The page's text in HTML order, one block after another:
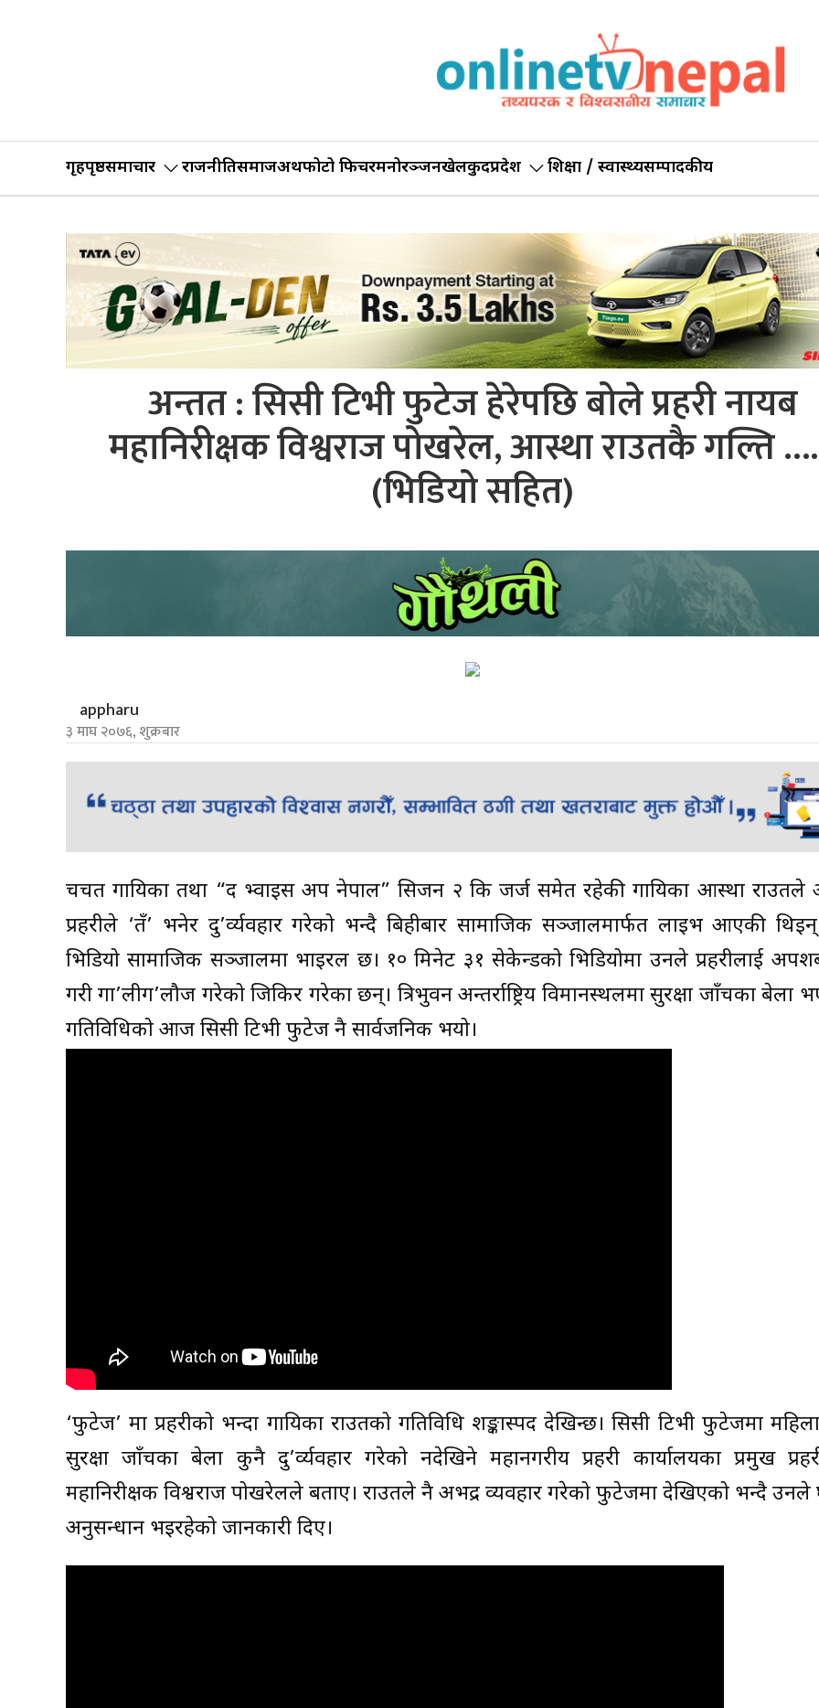
गृहपृष्ठसमाचार राजनीतिसमाजअर्थफोटो फिचरमनोरञ्जनखेलकुदप्रदेश शिक्षा / स्वास्थ्यसम्पादकीय
अन्तत : सिसी टिभी फुटेज हेरेपछि बोले प्रहरी नायब
महानिरीक्षक विश्वराज पोखरेल, आस्था राउतकै गल्ति
(भिडियो सहित)
appharu
३ माघ २०७६, शुक्रबार
चर्चित गायिका तथा “द भ्वाइस अप नेपाल” सिजन २ कि जर्ज समेत रहेकी गायिका आस्था
प्रहरीले ‘तँ’ भनेर दु’र्व्यवहार गरेको भन्दै बिहीबार सामाजिक सञ्जालमार्फत लाइभ आएकी
भिडियो सामाजिक सञ्जालमा भाइरल छ। १० मिनेट ३१ सेकेन्डको भिडियोमा उनले प्रहरीलाई
गरी गा’लीग’लौज गरेको जिकिर गरेका छन्। त्रिभुवन अन्तर्राष्ट्रिय विमानस्थलमा सुरक्षा जाँचका बेला
गतिविधिको आज सिसी टिभी फुटेज नै सार्वजनिक भयो।
‘फुटेज’ मा प्रहरीको भन्दा गायिका राउतको गतिविधि शङ्कास्पद देखिन्छ। सिसी टिभी फुटेजमा
सुरक्षा जाँचका बेला कुनै दु’र्व्यवहार गरेको नदेखिने महानगरीय प्रहरी कार्यालयका प्रमुख
महानिरीक्षक विश्वराज पोखरेलले बताए। राउतले नै अभद्र व्यवहार गरेको फुटेजमा देखिएको भन्दै उनले
अनुसन्धान भइरहेको जानकारी दिए।